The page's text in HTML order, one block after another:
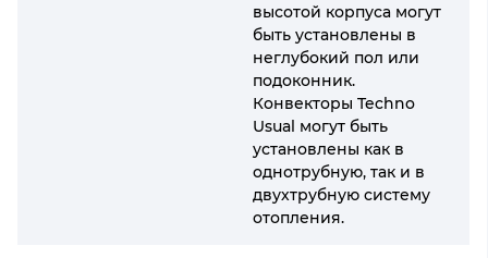
высотой корпуса могут
быть установлены в
неглубокий пол или
подоконник.
Конвекторы Techno
Usual могут быть
установлены как в
однотрубную, так и в
двухтрубную систему
отопления.